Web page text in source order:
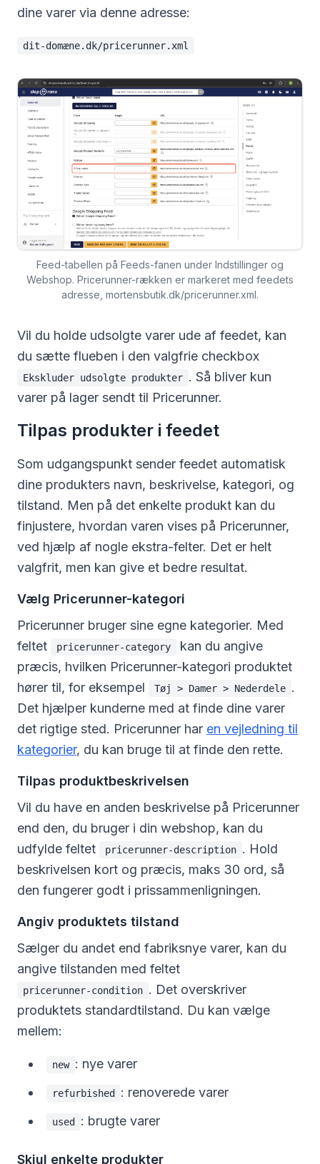
dine varer via denne adresse:
dit-domæne.dk/pricerunner.xml
Feed-tabellen på Feeds-fanen under Indstillinger og
Webshop. Pricerunner-rækken er markeret med feedets
adresse, mortensbutik.dk/pricerunner.xml.
Vil du holde udsolgte varer ude af feedet, kan
du sætte flueben i den valgfrie checkbox
Ekskluder udsolgte produkter . Så bliver kun
varer på lager sendt til Pricerunner.
Tilpas produkter i feedet
Som udgangspunkt sender feedet automatisk
dine produkters navn, beskrivelse, kategori, og
tilstand. Men på det enkelte produkt kan du
finjustere, hvordan varen vises på Pricerunner,
ved hjælp af nogle ekstra-felter. Det er helt
valgfrit, men kan give et bedre resultat.
Vælg Pricerunner-kategori
Pricerunner bruger sine egne kategorier. Med
feltet
pricerunner-category
kan du angive
præcis, hvilken Pricerunner-kategori produktet
hører til, for eksempel
Tøj > Damer > Nederdele .
Det hjælper kunderne med at finde dine varer
det rigtige sted. Pricerunner har en vejledning til
kategorier, du kan bruge til at finde den rette.
Tilpas produktbeskrivelsen
Vil du have en anden beskrivelse på Pricerunner
end den, du bruger i din webshop, kan du
udfylde feltet
pricerunner-description . Hold
beskrivelsen kort og præcis, maks 30 ord, så
den fungerer godt i prissammenligningen.
Angiv produktets tilstand
Sælger du andet end fabriksnye varer, kan du
angive tilstanden med feltet
pricerunner-condition . Det overskriver
produktets standardtilstand. Du kan vælge
mellem:
new : nye varer
refurbished : renoverede varer
used : brugte varer
Skjul enkelte produkter